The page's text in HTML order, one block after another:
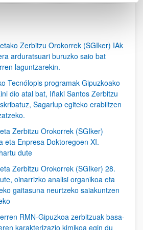
Zerbitzu Orokorrek (SGIker) IAk
arduratsuari buruzko saio bat
laguntzarekin.
Tecnólopis programak Gipuzkoako
dio atal bat, Iñaki Santos Zerbitzu
Sagarlup egiteko erabiltzen
Zerbitzu Orokorrek (SGIker)
eta Enpresa Doktoregoen XI.
dute
Zerbitzu Orokorrek (SGIker) 28.
oinarrizko analisi organikoa eta
gaitasuna neurtzeko saiakuntzen
RMN-Gipuzkoa zerbitzuak basa-
karakterizazio kimikoa egin du